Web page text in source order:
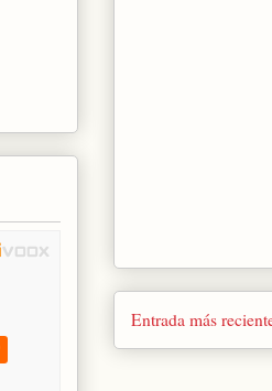
Entrada más